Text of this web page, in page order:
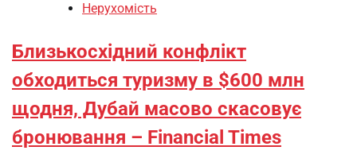
Нерухомість
Близькосхідний конфлікт
обходиться туризму в $600 млн
щодня, Дубай масово скасовує
бронювання – Financial Times